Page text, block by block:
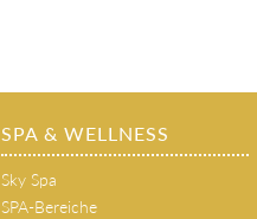
SPA & WELLNESS
Sky Spa
SPA-Bereiche